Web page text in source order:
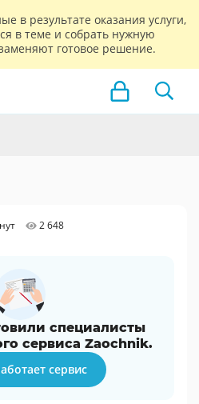
в результате оказания услуги,
в теме и собрать нужную
готовое решение.
2 648
специалисты
сервиса Zaochnik.
сервис